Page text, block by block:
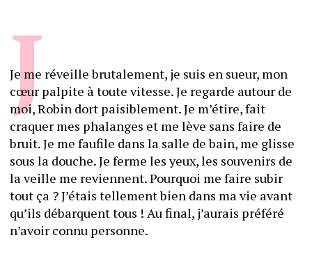
Je me réveille brutalement, je suis en sueur, mon
cœur palpite à toute vitesse. Je regarde autour de
moi, Robin dort paisiblement. Je m’étire, fait
craquer mes phalanges et me lève sans faire de
bruit. Je me faufile dans la salle de bain, me glisse
sous la douche. Je ferme les yeux, les souvenirs de
la veille me reviennent. Pourquoi me faire subir
tout ça ? J’étais tellement bien dans ma vie avant
qu’ils débarquent tous ! Au final, j’aurais préféré
n’avoir connu personne.